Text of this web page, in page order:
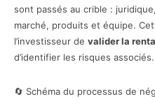
sont passés au crible :
marché, produits et équipe.
l’investisseur de valider la
d’identifier les risques associés.
🔄 Schéma du processus de